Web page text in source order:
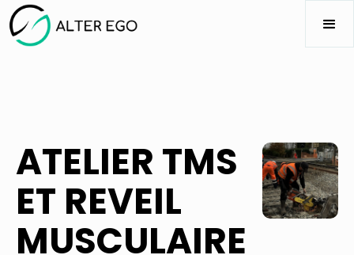
ATELIER TMS
ET REVEIL
MUSCULAIRE